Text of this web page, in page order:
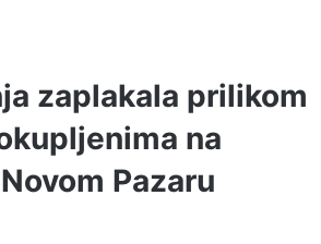
zaplakala prilikom
na
Pazaru